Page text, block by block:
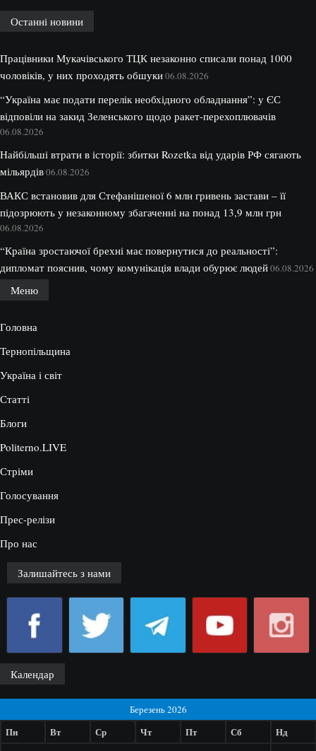
Останні новини
Працівники Мукачівського ТЦК незаконно списали понад 1000
чоловіків, у них проходять обшуки06.08.2026
“Україна має подати перелік необхідного обладнання”: у ЄС
відповіли на закид Зеленського щодо ракет-перехоплювачів
06.08.2026
Найбільші втрати в історії: збитки Rozetka від ударів РФ сягають
мільярдів06.08.2026
ВАКС встановив для Стефанішеної 6 млн гривень застави – її
підозрюють у незаконному збагаченні на понад 13,9 млн грн
06.08.2026
“Країна зростаючої брехні має повернутися до реальності”:
дипломат пояснив, чому комунікація влади обурює людей06.08.2026
Меню
Головна
Тернопільщина
Україна і світ
Статті
Блоги
Politerno.LIVE
Стріми
Голосування
Прес-релізи
Про нас
Залишайтесь з нами
Календар
Березень 2026
Пн Вт Ср Чт Пт Сб Нд